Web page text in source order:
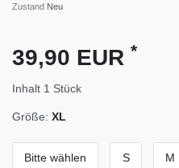
Zustand Neu
39,90 EUR *
Inhalt 1 Stück
Größe: XL
Bitte wählen S M